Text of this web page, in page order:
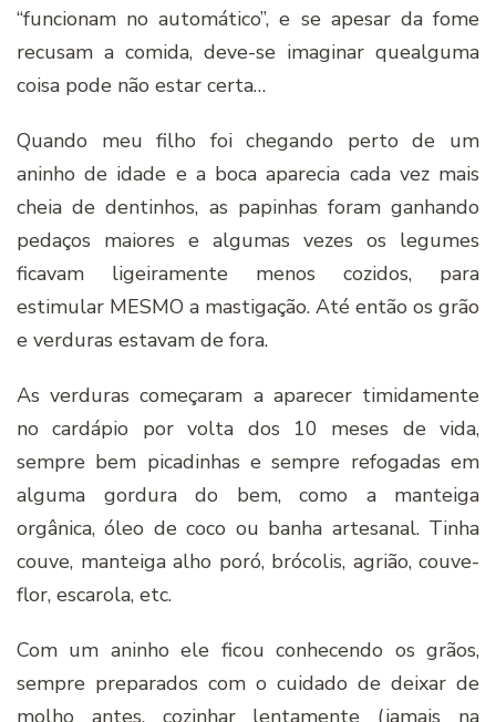
“funcionam no automático”, e se apesar da fome
recusam a comida, deve-se imaginar quealguma
coisa pode não estar certa…
Quando meu filho foi chegando perto de um
aninho de idade e a boca aparecia cada vez mais
cheia de dentinhos, as papinhas foram ganhando
pedaços maiores e algumas vezes os legumes
ficavam ligeiramente menos cozidos, para
estimular MESMO a mastigação. Até então os grão
e verduras estavam de fora.
As verduras começaram a aparecer timidamente
no cardápio por volta dos 10 meses de vida,
sempre bem picadinhas e sempre refogadas em
alguma gordura do bem, como a manteiga
orgânica, óleo de coco ou banha artesanal. Tinha
couve, manteiga alho poró, brócolis, agrião, couve-
flor, escarola, etc.
Com um aninho ele ficou conhecendo os grãos,
sempre preparados com o cuidado de deixar de
molho antes, cozinhar lentamente (jamais na